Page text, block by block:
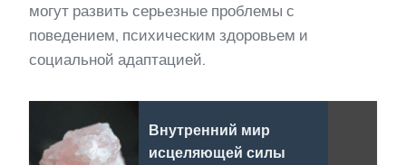
могут развить серьезные проблемы с
поведением, психическим здоровьем и
социальной адаптацией.
Внутренний мир
исцеляющей силы